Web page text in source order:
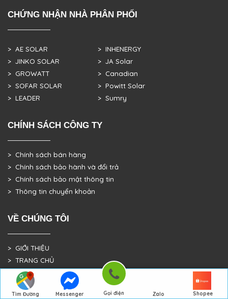
Tìm Đường
Messenger Gọi điện Zalo Shopee
CHỨNG NHẬN NHÀ PHÂN PHỐI
> AE SOLAR
> JINKO SOLAR
> GROWATT
> SOFAR SOLAR
> LEADER
> INHENERGY
> JA Solar
> Canadian
> Powitt Solar
> Sumry
CHÍNH SÁCH CÔNG TY
> Chính sách bán hàng
> Chính sách bảo hành và đổi trả
> Chính sách bảo mật thông tin
> Thông tin chuyển khoản
VỀ CHÚNG TÔI
> GIỚI THIỆU
> TRANG CHỦ
> DỰ ÁN THỰC TẾ